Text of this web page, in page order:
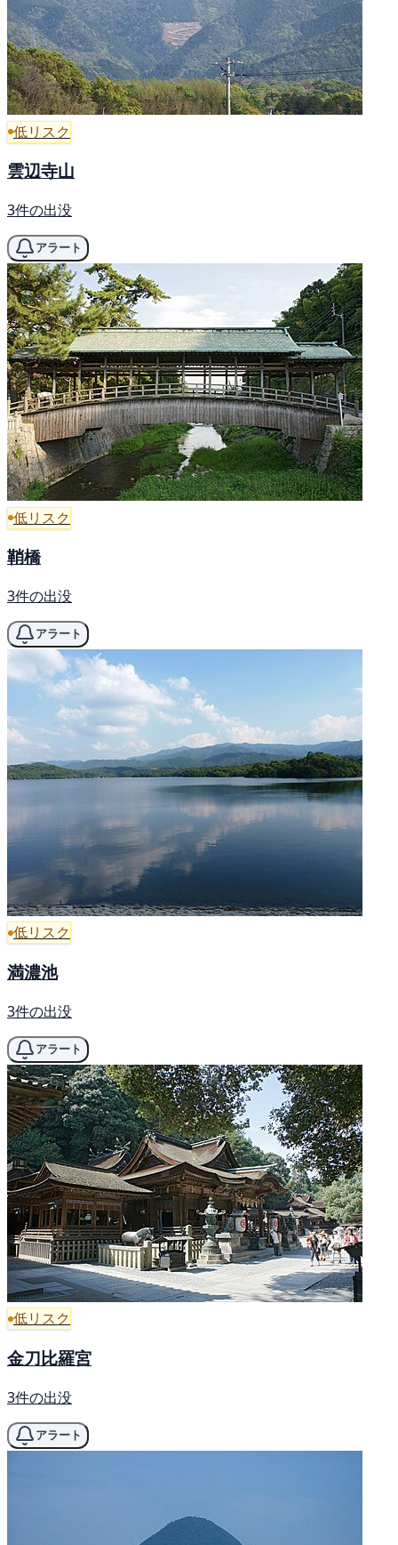
低リスク
雲辺寺山
3件の出没
アラート
低リスク
鞘橋
3件の出没
アラート
低リスク
満濃池
3件の出没
アラート
低リスク
金刀比羅宮
3件の出没
アラート